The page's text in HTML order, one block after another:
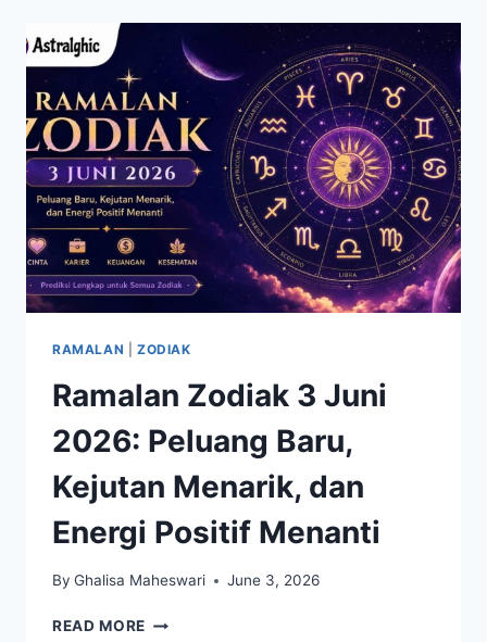
UNTUK
SHIO
MONYET
DAN
SHIO
AYAM,
PELUANG
KEUANGAN
MEMBUKA
JALAN
BARU
RAMALAN ZODIAK
Ramalan Zodiak 3 Juni
2026: Peluang Baru,
Kejutan Menarik, dan
Energi Positif Menanti
By Ghalisa Maheswari June 3, 2026
READ MORE RAMALAN